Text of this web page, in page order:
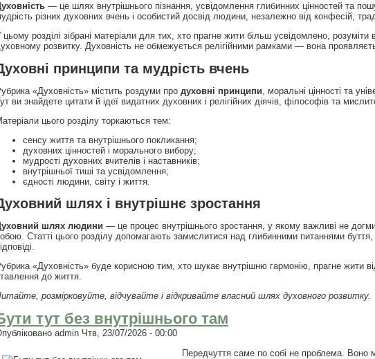
— це шлях внутрішнього пізнання, усвідомлення глибинних цінностей та
різних духовних вчень і особистий досвід людини, незалежно від конфесій,
цьому розділі зібрані матеріали для тих, хто прагне жити більш усвідомлено,
розвитку. Духовність не обмежується релігійними рамками — вона
принципи та мудрість вчень
«Духовність» містить роздуми про духовні принципи , моральні цінності та
ви знайдете цитати й ідеї видатних духовних і релігійних діячів, філософів та
цього розділу торкаються тем:
сенсу життя та внутрішнього покликання;
духовних цінностей і морального вибору;
мудрості духовних вчителів і наставників;
внутрішньої тиші та усвідомлення;
єдності людини, світу і життя.
шлях і внутрішнє зростання
шлях людини — це процес внутрішнього зростання, у якому важливі не
Статті цього розділу допомагають замислитися над глибинними питаннями буття,
«Духовність» буде корисною тим, хто шукає внутрішню гармонію, прагне жити
до життя.
розмірковуйте, відчувайте і відкривайте власний шлях духовного розвитку.
тут без внутрішнього там
adminЧтв, 23/07/2026 - 00:00
Передчуття саме по собі не проблема. Воно